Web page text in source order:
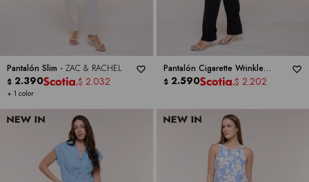
Pantalón Slim - ZAC & RACHEL
+ 1 color
$ 2.390 $ 2.032
Pantalón Cigarette Wrinkle
Resistant -ZAC & RACHEL
$ 2.590 $ 2.202